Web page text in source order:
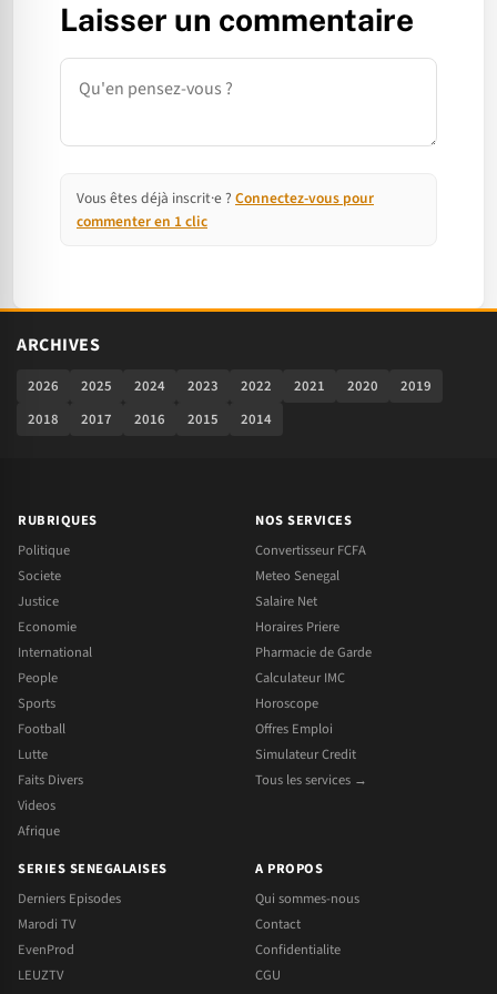
Laisser un commentaire
Commentaire
Vous êtes déjà inscrit·e ? Connectez-vous pour
commenter en 1 clic
ARCHIVES
2026 2025 2024 2023 2022 2021 2020
2019
2018
2017 2016 2015 2014
RUBRIQUES
Politique
Societe
Justice
Economie
International
People
Sports
Football
Lutte
Faits Divers
Videos
Afrique
NOS SERVICES
Convertisseur FCFA
Meteo Senegal
Salaire Net
Horaires Priere
Pharmacie de Garde
Calculateur IMC
Horoscope
Offres Emploi
Simulateur Credit
Tous les services →
SERIES SENEGALAISES
Derniers Episodes
Marodi TV
EvenProd
LEUZTV
A PROPOS
Qui sommes-nous
Contact
Confidentialite
CGU